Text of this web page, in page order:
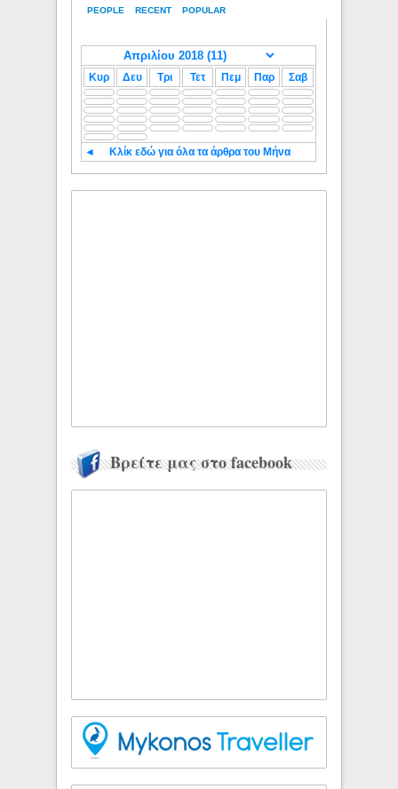
PEOPLE RECENT POPULAR
Κυρ Δευ Τρι Τετ Πεμ Παρ Σαβ
◄ Κλίκ εδώ για όλα τα άρθρα του Μήνα
Βρείτε μας στο facebook